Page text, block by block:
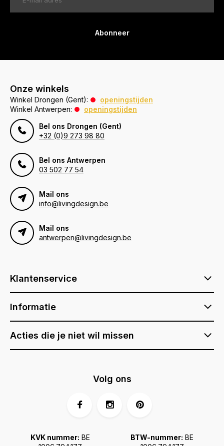
Abonneer
Onze winkels
Winkel Drongen (Gent):
openingstijden
Winkel Antwerpen:
openingstijden
Bel ons Drongen (Gent)
+32 (0)9 273 98 80
Bel ons Antwerpen
03 502 77 54
Mail ons
info@livingdesign.be
Mail ons
antwerpen@livingdesign.be
Klantenservice
Informatie
Acties die je niet wil missen
KVK nummer: BE
BTW-nummer: BE
Volg ons